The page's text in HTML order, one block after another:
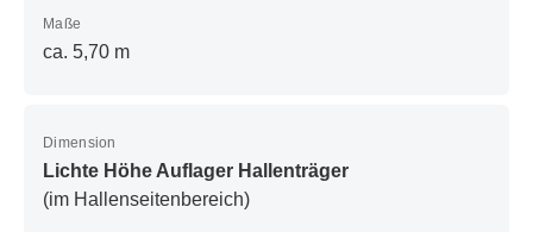
Maße
ca. 5,70 m
Dimension
Lichte Höhe Auflager Hallenträger
(im Hallenseitenbereich)